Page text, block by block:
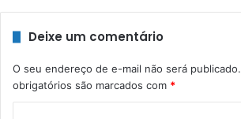
Deixe um comentário
O seu endereço de e-mail não será publicado.
obrigatórios são marcados com *